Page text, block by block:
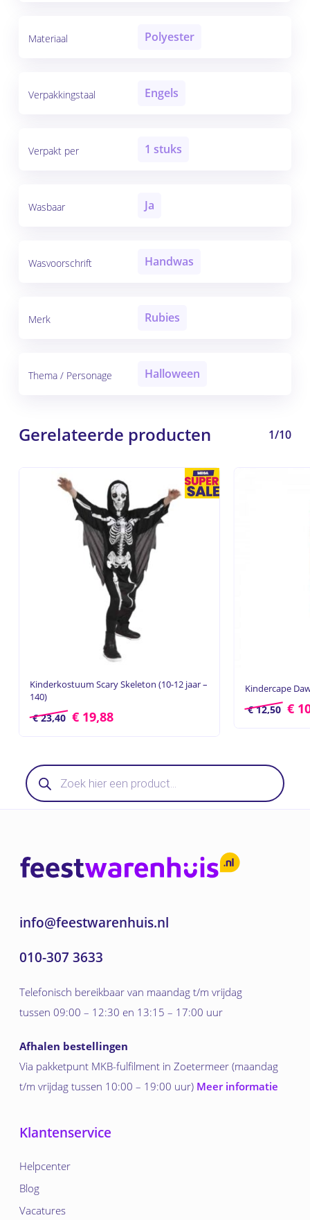
Materiaal Polyester
Verpakkingstaal Engels
Verpakt per 1 stuks
Wasbaar Ja
Wasvoorschrift Handwas
Merk Rubies
Thema / Personage Halloween
Gerelateerde producten 1/10
Kinderkostuum Scary Skeleton (10-12 jaar –
140)
€23,40 € 19,88
Kindercape
€12,50 €
Producten
zoeken
info@feestwarenhuis.nl
010-307 3633
Telefonisch bereikbaar van maandag t/m vrijdag
tussen 09:00 – 12:30 en 13:15 – 17:00 uur
Afhalen bestellingen
Via pakketpunt MKB-fulfilment in Zoetermeer (maandag
t/m vrijdag tussen 10:00 – 19:00 uur) Meer informatie
Klantenservice
Helpcenter
Blog
Vacatures